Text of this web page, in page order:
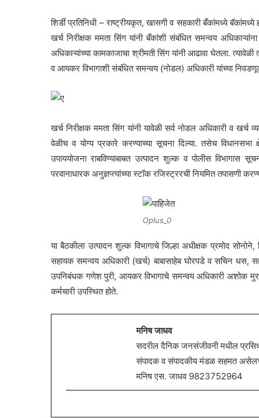
शिर्डी प्रतिनिधी – राष्ट्रीयकृत, खासगी व सहकारी बँकांमध्ये
खर्च निरीक्षक ममता सिंग यांनी बँकांशी संबंधित समन्वय
अधिकाऱ्यांच्या कामकाजाचा श्रीमती सिंग यांनी आढावा घेतला.
व आयकर विभागाशी संबंधित समन्वय (नोडल) अधिकारी यांच्या
खर्च निरीक्षक ममता सिंग यांनी यावेळी सर्व नोडल अधिकारी व खर्च
वेळीच व योग्य प्रकारे करण्याच्या सूचना दिल्या. तसेच विधानसभा
उपाययोजना राबविण्याबाबत उत्पादन शुल्क व पोलीस विभागास
परवानाधारक अनुज्ञप्त्यांच्या स्टॉक रजिस्ट्ररची नियमित तपासणी
Oplus_0
या बैठकीला उत्पादन शुल्क विभागाचे जिल्हा अधीक्षक प्रमोद
सहायक समन्वय अधिकारी (खर्च) बाबासाहेब घोरपडे व सचिन धस,
उपनिबंधक गणेश पुरी, आयकर विभागाचे समन्वय अधिकारी अशोक
कर्मचारी उपस्थित होते.
मनिष जाधव
सदरील दैनिक जनसंजीवनी मधील
संपादक व संपादकीय मंडळ सहमत असेलच
मनिष एस. जाधव 9823752964